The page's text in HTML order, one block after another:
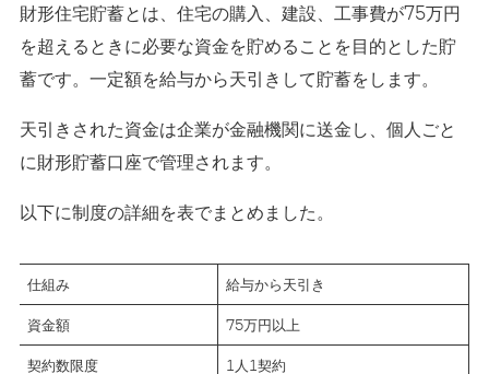
財形住宅貯蓄とは、住宅の購入、建設、工事費が75万円
を超えるときに必要な資金を貯めることを目的とした貯
蓄です。一定額を給与から天引きして貯蓄をします。
天引きされた資金は企業が金融機関に送金し、個人ごと
に財形貯蓄口座で管理されます。
以下に制度の詳細を表でまとめました。
仕組み 給与から天引き
資金額 75万円以上
契約数限度 1人1契約